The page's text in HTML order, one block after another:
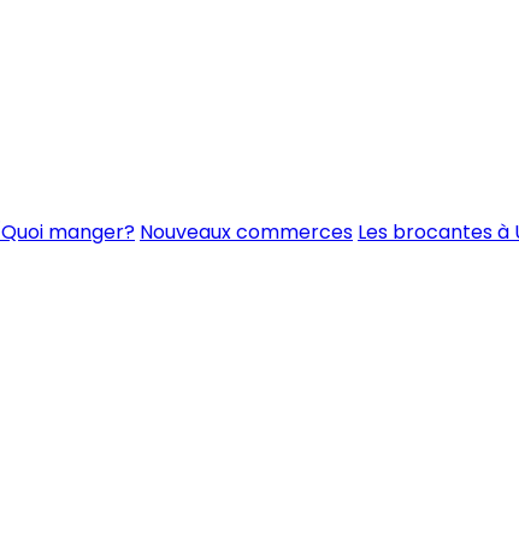
manger? Nouveaux commerces Les brocantes à